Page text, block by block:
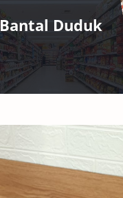
Bantal Duduk